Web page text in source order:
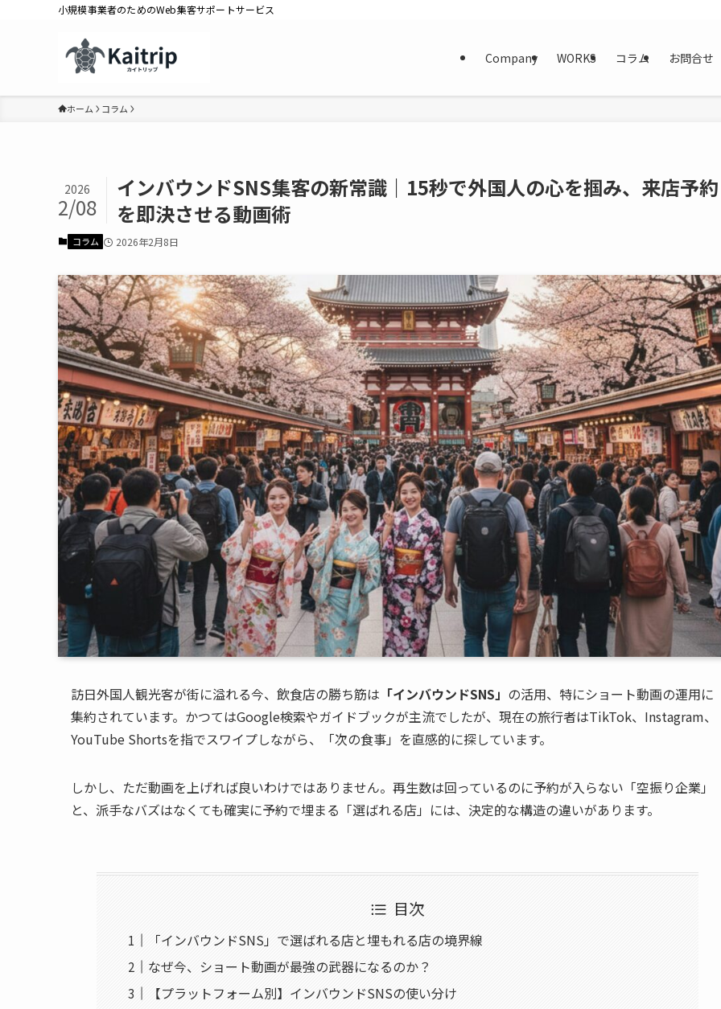
小規模事業者のためのWeb集客サポートサービス
Company WORKS コラム お問合せ
ホーム コラム
インバウンドSNS集客の新常識｜15秒で外国人の心を掴み、来店予約
を即決させる動画術
2026
2/08
コラム 2026年2月8日
訪日外国人観光客が街に溢れる今、飲食店の勝ち筋は 「インバウンドSNS」 の活用、特にショート動画の運用に
集約されています。かつてはGoogle検索やガイドブックが主流でしたが、現在の旅行者はTikTok、Instagram、
YouTube Shortsを指でスワイプしながら、「次の食事」を直感的に探しています。
しかし、ただ動画を上げれば良いわけではありません。再生数は回っているのに予約が入らない「空振り企業」
と、派手なバズはなくても確実に予約で埋まる「選ばれる店」には、決定的な構造の違いがあります。
目次
「インバウンドSNS」で選ばれる店と埋もれる店の境界線
なぜ今、ショート動画が最強の武器になるのか？
【プラットフォーム別】インバウンドSNSの使い分け